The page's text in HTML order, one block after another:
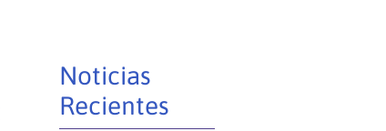
Noticias
Recientes